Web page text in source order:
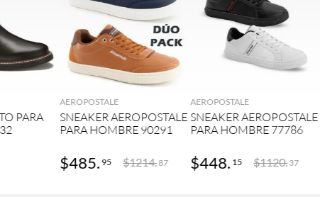
PARA
AGREGAR
AEROPOSTALE
SNEAKER AEROPOSTALE
PARA HOMBRE 90291
$485. 95 $1214.87
AGREGAR
AEROPOSTALE
SNEAKER AEROPOSTALE
PARA HOMBRE 77786
$448. 15 $1120. 37